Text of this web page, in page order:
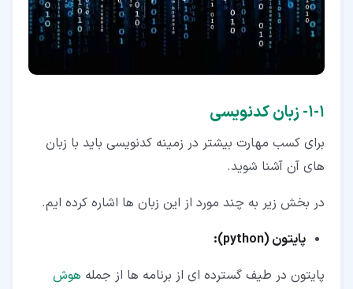
۱‏-‏۱‏- زبان کدنویسی
برای کسب مهارت بیشتر در زمینه کدنویسی باید با زبان
های آن آشنا شوید.
در بخش زیر به چند مورد از این زبان ها اشاره کرده ایم.
پایتون(python)
:
پایتون در طیف گسترده ای از برنامه ها از جمله هوش